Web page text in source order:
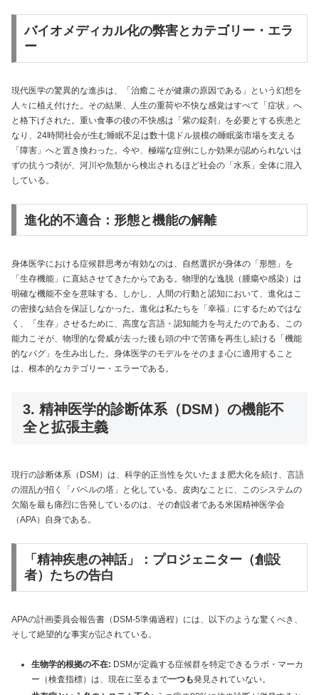
バイオメディカル化の弊害とカテゴリー・エラ
ー
現代医学の驚異的な進歩は、「治癒こそが健康の原因である」という幻想を
人々に植え付けた。その結果、人生の重荷や不快な感覚はすべて「症状」へ
と格下げされた。重い食事の後の不快感は「紫の錠剤」を必要とする疾患と
なり、24時間社会が生む睡眠不足は数十億ドル規模の睡眠薬市場を支える
「障害」へと置き換わった。今や、極端な症例にしか効果が認められないは
ずの抗うつ剤が、河川や魚類から検出されるほど社会の「水系」全体に混入
している。
進化的不適合：形態と機能の解離
身体医学における症候群思考が有効なのは、自然選択が身体の「形態」を
「生存機能」に直結させてきたからである。物理的な逸脱（腫瘍や感染）は
明確な機能不全を意味する。しかし、人間の行動と認知において、進化はこ
の密接な結合を保証しなかった。進化は私たちを「幸福」にするためではな
く、「生存」させるために、高度な言語・認知能力を与えたのである。この
能力こそが、物理的な脅威が去った後も頭の中で苦痛を再生し続ける「機能
的なバグ」を生み出した。身体医学のモデルをそのまま心に適用すること
は、根本的なカテゴリー・エラーである。
3. 精神医学的診断体系（DSM）の機能不
全と拡張主義
現行の診断体系（DSM）は、科学的正当性を欠いたまま肥大化を続け、言語
の混乱が招く「バベルの塔」と化している。皮肉なことに、このシステムの
欠陥を最も痛烈に告発しているのは、その創設者である米国精神医学会
（APA）自身である。
「精神疾患の神話」：プロジェニター（創設
者）たちの告白
APAの計画委員会報告書（DSM-5準備過程）には、以下のような驚くべき、
そして絶望的な事実が記されている。
生物学的根拠の不在: DSMが定義する症候群を特定できるラボ・マーカ
ー（検査指標）は、現在に至るまで一つも発見されていない。